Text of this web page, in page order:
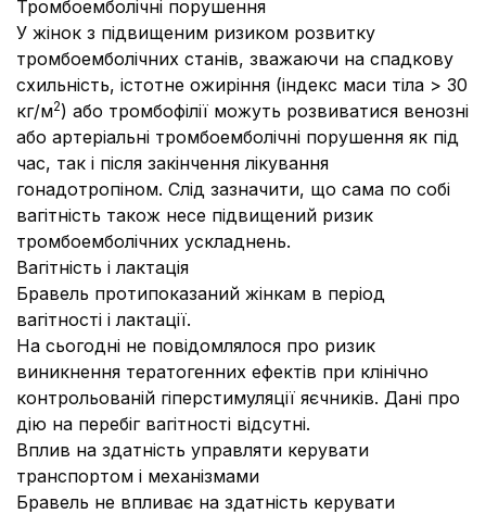
Тромбоемболічні порушення
У жінок з підвищеним ризиком розвитку
тромбоемболічних станів, зважаючи на спадкову
схильність, істотне ожиріння (індекс маси тіла > 30
кг/м2) або тромбофілії можуть розвиватися венозні
або артеріальні тромбоемболічні порушення як під
час, так і після закінчення лікування
гонадотропіном. Слід зазначити, що сама по собі
вагітність також несе підвищений ризик
тромбоемболічних ускладнень.
Вагітність і лактація
Бравель протипоказаний жінкам в період
вагітності і лактації.
На сьогодні не повідомлялося про ризик
виникнення тератогенних ефектів при клінічно
контрольованій гіперстимуляції яєчників. Дані про
дію на перебіг вагітності відсутні.
Вплив на здатність управляти керувати
транспортом і механізмами
Бравель не впливає на здатність керувати